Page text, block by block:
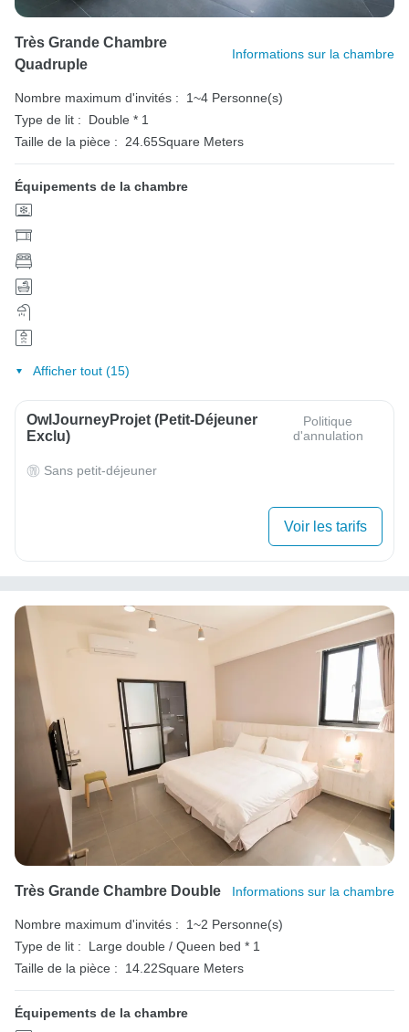
Très Grande Chambre
Quadruple
Informations sur la chambre
Nombre maximum d'invités :
1~4 Personne(s)
Type de lit :
Double * 1
Taille de la pièce :
24.65Square Meters
Équipements de la chambre
Afficher tout (15)
OwlJourneyProjet (petit-Déjeuner
Exclu)
Politique
d'annulation
Sans petit-déjeuner
Voir les tarifs
Très Grande Chambre Double Informations sur la chambre
Nombre maximum d'invités :
1~2 Personne(s)
Type de lit :
Large double / Queen bed * 1
Taille de la pièce :
14.22Square Meters
Équipements de la chambre